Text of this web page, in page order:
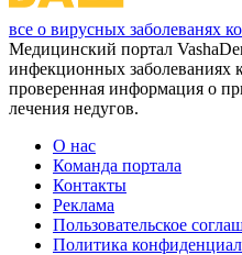
все о вирусных заболеванях
Медицинский портал
инфекционных заболеваниях
проверенная информация о
лечения недугов.
О нас
Команда портала
Контакты
Реклама
Пользовательское
Политика